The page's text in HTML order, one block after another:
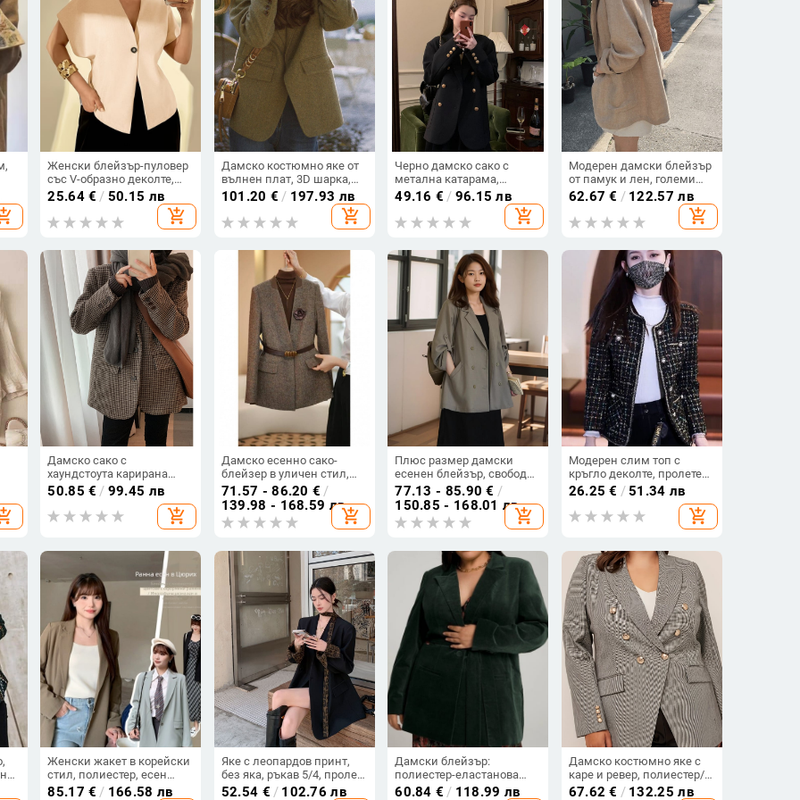
Женски блейзър-пуловер
със V-образно деколте,
свободен силует, 3/4
ръкави, еднобутонно
закопчаване, средна
дължина, тъкана материя,
смес, Пролет 2025
25.64€ / 50.15 лв
add_shopping_cart
Дамско костюмно яке от
вълнен плат, 3D шарка,
ръкави тип лале,
еднобортно закопчаване,
свободен силует, есен
101.20 € / 197.93 лв
add_shopping_cart
Черно дамско сако с
метална катарама,
корейски стил,
подходящо за пролет и
есен
49.16 € / 96.15 лв
add_shopping_cart
Модерен дамски блейзър
от памук и лен, големи
размери, пролет/лято
2024, свободно
ежедневно, овърсайз
62.67 € / 122.57 лв
add_shopping_cart
Дамско сако с
хаундстоута карирана
платка и Acrylic плат,
корейски стил свободна
кройка, еднобортно
закопчаване, есенно 2025
50.85 € / 99.45 лв
add_shopping_cart
Дамско есенно сако-
блейзер в уличен стил,
яка тип лотосов лист,
едноредово закопчаване,
дълги ръкави, акрилна
тъкан, 95%+ есен 2024
71.57 - 86.20 € /
139.98 - 168.59 лв
add_shopping_cart
Плюс размер дамски
есенен блейзър, свободна
кройка, дълги ръкави,
поло яка, едноцветен
костюмен плат, скрива
корема
77.13 - 85.90 € /
150.85 - 168.01 лв
add_shopping_cart
Модерен слим топ с
кръгло деколте, пролетен,
нов, дълъг ръкав,
кариран, малък, стил
Шанел, висок клас,
26.25 € /51.34 лв
add_shopping_cart
Женски жакет в корейски
стил, полиестер, есен
2025, делов стил с яка на
85.17 € / 166.58 лв
Яке с леопардов принт,
без яка, ръкав 5/4, пролет
2025
52.54 € / 102.76 лв
Дамски блейзър:
полиестер-еластанова
смеска, флокирана
60.84 € / 118.99 лв
Дамско костюмно яке с
каре и ревер, полиестер/
еластан смес, дълги
67.62 € / 132.25 лв